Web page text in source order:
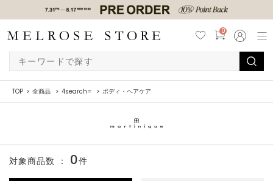
0
TOP 全商品 4search= ボディ・ヘアケア
対象商品数 ： 0件